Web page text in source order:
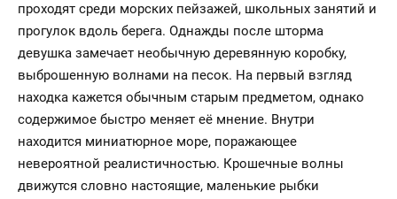
проходят среди морских пейзажей, школьных занятий и
прогулок вдоль берега. Однажды после шторма
девушка замечает необычную деревянную коробку,
выброшенную волнами на песок. На первый взгляд
находка кажется обычным старым предметом, однако
содержимое быстро меняет её мнение. Внутри
находится миниатюрное море, поражающее
невероятной реалистичностью. Крошечные волны
движутся словно настоящие, маленькие рыбки